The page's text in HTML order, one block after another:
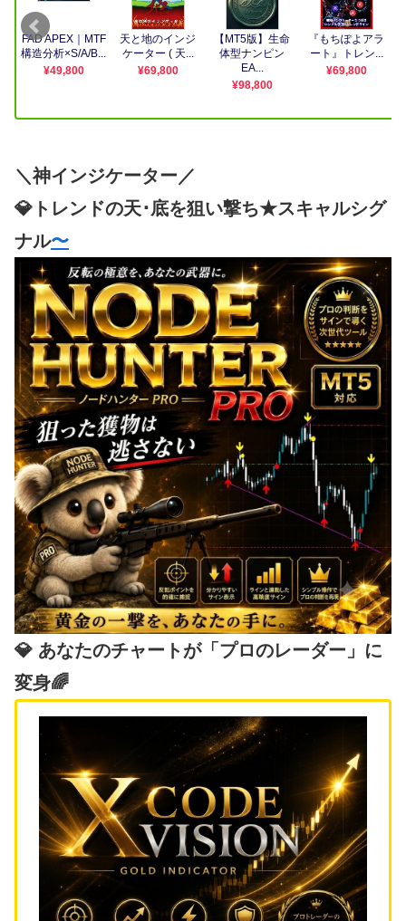
＼神インジケーター／
💎トレンドの天･底を狙い撃ち★スキャルシグ
ナル〜
💎 あなたのチャートが「プロのレーダー」に
変身🌈